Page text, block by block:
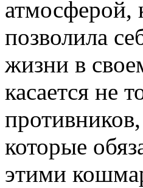
атмосферой,
позволила
жизни в
касается не
которые
этими